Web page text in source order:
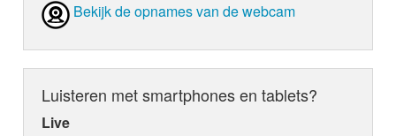
Bekijk de opnames van de webcam
Luisteren met smartphones en tablets?
Live